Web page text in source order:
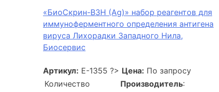
«БиоСкрин-ВЗН (Ag)» набор реагентов для
иммуноферментного определения антигена
вируса Лихорадки Западного Нила,
Биосервис
Артикул: E-1355 ?> Цена: По запросу
Количество
Производитель: